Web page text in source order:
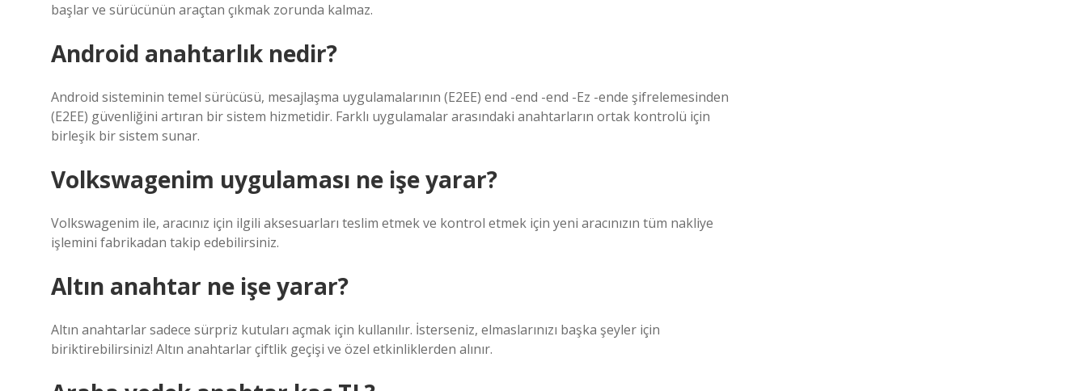
başlar ve sürücünün araçtan çıkmak zorunda kalmaz.
Android anahtarlık nedir?
Android sisteminin temel sürücüsü, mesajlaşma uygulamalarının (E2EE) end -end -end -Ez -ende şifrelemesinden
(E2EE) güvenliğini artıran bir sistem hizmetidir. Farklı uygulamalar arasındaki anahtarların ortak kontrolü için
birleşik bir sistem sunar.
Volkswagenim uygulaması ne işe yarar?
Volkswagenim ile, aracınız için ilgili aksesuarları teslim etmek ve kontrol etmek için yeni aracınızın tüm nakliye
işlemini fabrikadan takip edebilirsiniz.
Altın anahtar ne işe yarar?
Altın anahtarlar sadece sürpriz kutuları açmak için kullanılır. İsterseniz, elmaslarınızı başka şeyler için
biriktirebilirsiniz! Altın anahtarlar çiftlik geçişi ve özel etkinliklerden alınır.